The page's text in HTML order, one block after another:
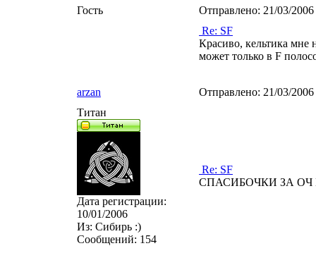
Гость Отправлено: 21/03/
Re: SF
Красиво, кельтика мне
может только в F
arzan Отправлено: 21/03/
Титан
Дата регистрации:
10/01/2006
Из: Сибирь :)
Сообщений: 154
Re: SF
СПАСИБОЧКИ ЗА